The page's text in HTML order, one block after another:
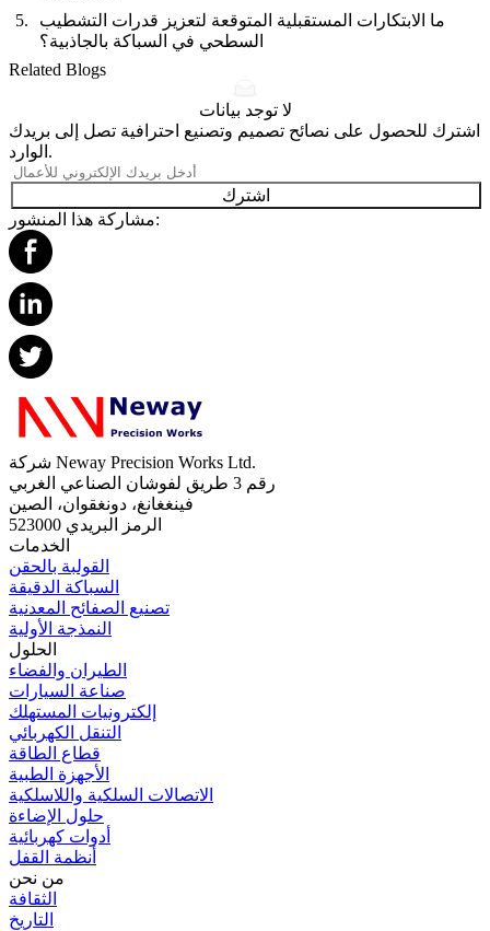
ما الابتكارات المستقبلية المتوقعة لتعزيز قدرات التشطيب
السطحي في السباكة بالجاذبية؟
Related Blogs
لا توجد بيانات
اشترك للحصول على نصائح تصميم وتصنيع احترافية تصل إلى بريدك
الوارد.
اشترك
مشاركة هذا المنشور:
شركة Neway Precision Works Ltd.
رقم 3 طريق لفوشان الصناعي الغربي
فينغغانغ، دونغقوان، الصين
الرمز البريدي 523000
الخدمات
القولبة بالحقن
السباكة الدقيقة
تصنيع الصفائح المعدنية
النمذجة الأولية
الحلول
الطيران والفضاء
صناعة السيارات
إلكترونيات المستهلك
التنقل الكهربائي
قطاع الطاقة
الأجهزة الطبية
الاتصالات السلكية واللاسلكية
حلول الإضاءة
أدوات كهربائية
أنظمة القفل
من نحن
الثقافة
التاريخ